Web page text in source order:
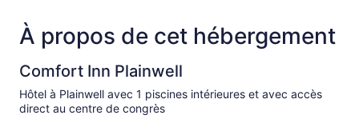
À propos de cet hébergement
Comfort Inn Plainwell
Hôtel à Plainwell avec 1 piscines intérieures et avec accès
direct au centre de congrès